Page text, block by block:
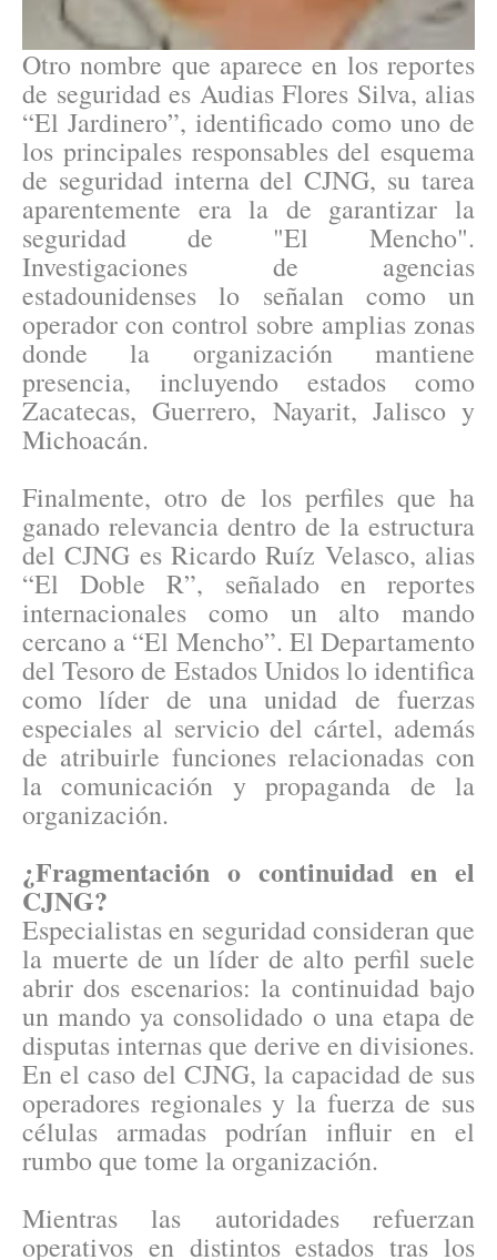
Otro nombre que aparece en los reportes
de seguridad es Audias Flores Silva, alias
“El Jardinero”, identificado como uno de
los principales responsables del esquema
de seguridad interna del CJNG, su tarea
aparentemente era la de garantizar la
seguridad de "El Mencho".
Investigaciones de agencias
estadounidenses lo señalan como un
operador con control sobre amplias zonas
donde la organización mantiene
presencia, incluyendo estados como
Zacatecas, Guerrero, Nayarit, Jalisco y
Michoacán.
Finalmente, otro de los perfiles que ha
ganado relevancia dentro de la estructura
del CJNG es Ricardo Ruíz Velasco, alias
“El Doble R”, señalado en reportes
internacionales como un alto mando
cercano a “El Mencho”. El Departamento
del Tesoro de Estados Unidos lo identifica
como líder de una unidad de fuerzas
especiales al servicio del cártel, además
de atribuirle funciones relacionadas con
la comunicación y propaganda de la
organización.
¿Fragmentación o continuidad en el
CJNG?
Especialistas en seguridad consideran que
la muerte de un líder de alto perfil suele
abrir dos escenarios: la continuidad bajo
un mando ya consolidado o una etapa de
disputas internas que derive en divisiones.
En el caso del CJNG, la capacidad de sus
operadores regionales y la fuerza de sus
células armadas podrían influir en el
rumbo que tome la organización.
Mientras las autoridades refuerzan
operativos en distintos estados tras los